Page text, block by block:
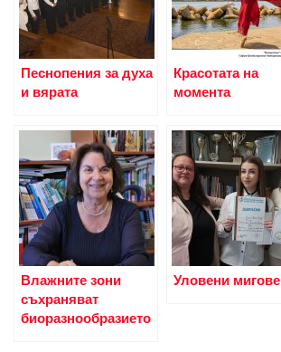
Песнопения за духа
и вярата
Красотата на
момента
Влажните зони
съхраняват
биоразнообразието
Уловени мигове